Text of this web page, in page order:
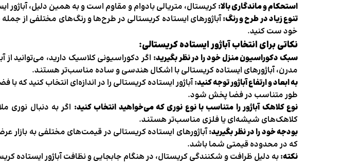
استحکام و ماندگاری بالا:کریستال، متریالی بادوام و مقاوم است و به همین دلیل،
تنوع زیاد در طرح و رنگ:آباژورهای ایستاده کریستالی در طرح‌ها و رنگ‌های مختلفی از
خود ست کنید.
نکاتی برای انتخاب آباژور ایستاده کریستالی:
سبک دکوراسیون منزل خود را در نظر بگیرید: اگر دکوراسیونی کلاسیک دارید، می‌توانید
مدرن، آباژورهای ایستاده کریستالی با اشکال هندسی و ساده مناسب‌تر هستند.
به ابعاد و ارتفاع آباژور توجه کنید:آباژور ایستاده کریستالی را در اندازه‌ای انتخاب کنید که
طور متناسب در فضا پخش شود.
نوع کلاهک آباژور را متناسب با نوع نوری که می‌خواهید انتخاب کنید:
کلاهک‌های شیشه‌ای یا فلزی مناسب‌تر هستند.
بودجه خود را در نظر بگیرید:آباژورهای ایستاده کریستالی در قیمت‌های مختلفی به
که در محدوده قیمتی شما باشد.
نکته:به دلیل ظرافت و شکنندگی کریستال، در هنگام جابجایی و نظافت آباژور ایستاده